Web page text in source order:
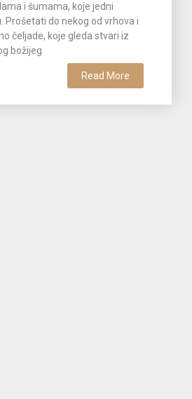
i šumama, koje jedni
Prošetati do nekog od vrhova i
čeljade, koje gleda stvari iz
božijeg
Read More